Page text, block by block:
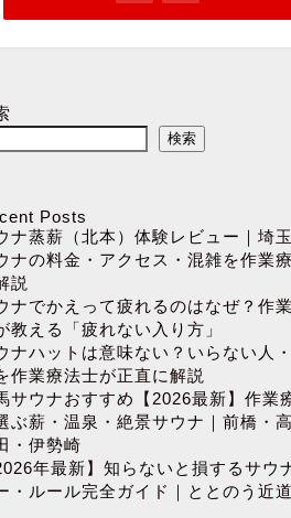
検索
Posts
ナ蒸薪（北本）体験レビュー｜埼
ナの料金・アクセス・混雑を作業
説
ナでかえって疲れるのはなぜ？作
教える「疲れない入り方」
ナハットは意味ない？いらない人
作業療法士が正直に解説
サウナおすすめ【2026最新】作業
ぶ薪・温泉・絶景サウナ｜前橋・高
・伊勢崎
年最新】知らないと損するサウ
・ルール完全ガイド｜ととのう近道